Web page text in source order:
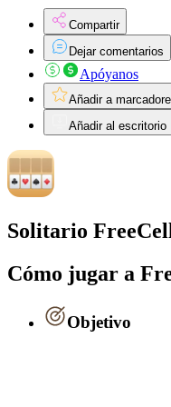
Compartir
Dejar comentarios
Apóyanos
Añadir a
Añadir al escritorio
Solitario
Cómo jugar a
Objetivo